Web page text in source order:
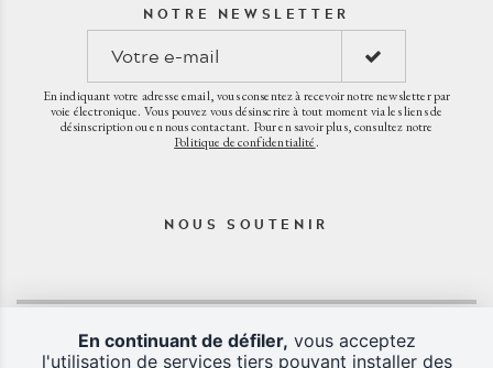
NOTRE NEWSLETTER
En indiquant votre adresse email, vous consentez à recevoir notre newsletter par
voie électronique. Vous pouvez vous désinscrire à tout moment via les liens de
désinscription ou en nous contactant. Pour en savoir plus, consultez notre
Politique de confidentialité.
NOUS SOUTENIR
En continuant de défiler, vous acceptez
l'utilisation de services tiers pouvant installer des